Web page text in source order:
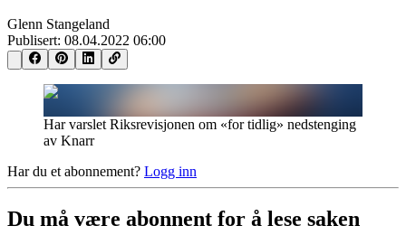
Glenn Stangeland
Publisert: 08.04.2022 06:00
Har varslet Riksrevisjonen om «for tidlig» nedstenging
av Knarr
Har du et abonnement? Logg inn
Du må være abonnent for å lese saken